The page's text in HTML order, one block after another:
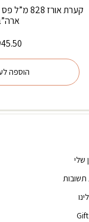
קערת אורז
45.50
הוספה
שלי